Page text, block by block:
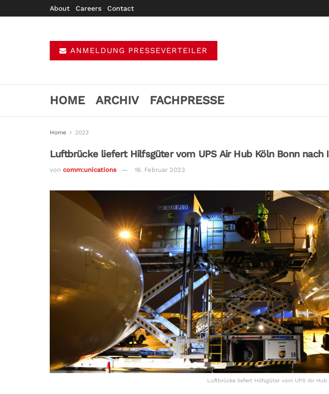
About Careers Contact
ANMELDUNG PRESSEVERTEILER
HOME ARCHIV FACHPRESSE
Home 2023
Luftbrücke liefert Hilfsgüter vom UPS Air Hub Köln Bonn nach
von comm:unications 16. Februar 2023
Luftbrücke liefert Hilfsgüter vom UPS Air